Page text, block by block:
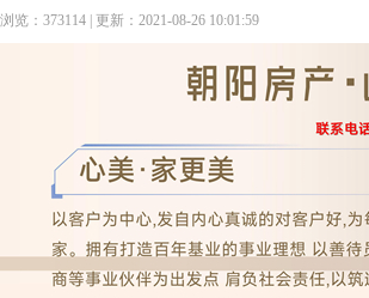
浏览：373114 | 更新：2021-08-26 10:01:59